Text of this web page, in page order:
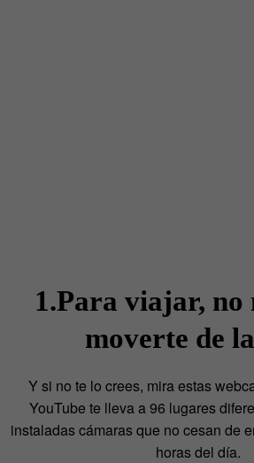
1.Para viajar, no
moverte de
Y si no te lo crees, mira estas
YouTube te lleva a 96 lugares
instaladas cámaras que no cesan de
horas del día.